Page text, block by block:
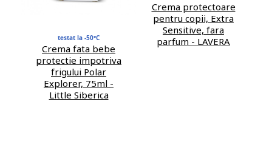
testat la -50°C
Crema fata bebe
protectie impotriva
frigului Polar
Explorer, 75ml -
Little Siberica
Crema protectoare
pentru copii, Extra
Sensitive, fara
parfum - LAVERA